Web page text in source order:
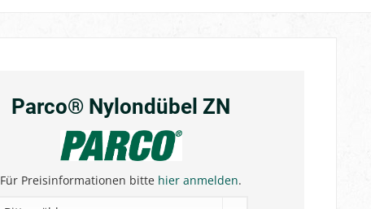
Parco® Nylondübel ZN
Für Preisinformationen bitte hier anmelden.